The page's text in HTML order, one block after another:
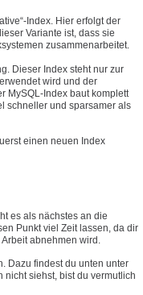
Index. Hier erfolgt der
Variante ist, dass sie
zusammenarbeitet.
Dieser Index steht nur zur
wird und der
MySQL-Index baut komplett
schneller und sparsamer als
einen neuen Index
es als nächstes an die
Punkt viel Zeit lassen, da dir
abnehmen wird.
Dazu findest du unten unter
nicht siehst, bist du vermutlich